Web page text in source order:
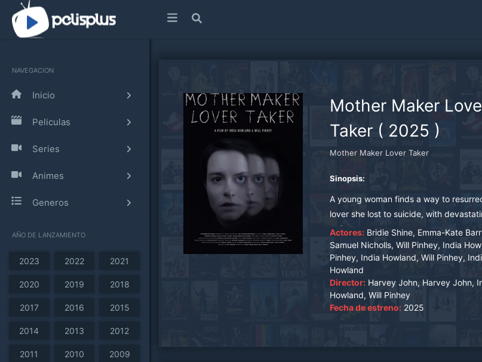
NAVEGACION
Inicio
Peliculas
Series
Animes
Generos
AÑO DE LANZAMIENTO
2023 2022 2021
2020 2019 2018
2017 2016 2015
2014 2013 2012
2011 2010 2009
Mother Maker
Taker ( 2025 )
Mother Maker Lover Taker
Sinopsis:
A young woman finds a way to
lover she lost to suicide, with
unforeseen consequences.
Actores: Bridie Shine, Emma-Kate
Samuel Nicholls, Will Pinhey, India
Pinhey, India Howland, Will Pinhey,
Howland
Director: Harvey John, Harvey John,
Howland, Will Pinhey
Fecha de estreno: 2025